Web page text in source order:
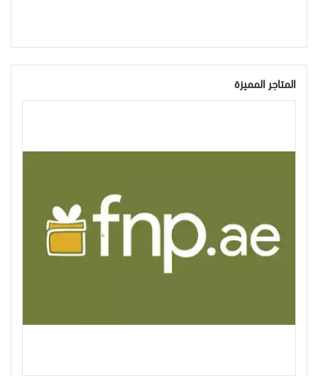
المتاجر المميزة